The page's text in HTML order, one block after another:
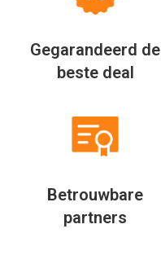
Gegarandeerd de
beste deal
Betrouwbare
partners